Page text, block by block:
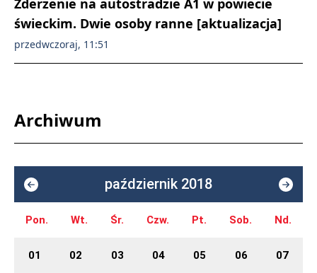
Zderzenie na autostradzie A1 w powiecie
świeckim. Dwie osoby ranne [aktualizacja]
przedwczoraj, 11:51
Archiwum
październik 2018
Pon. Wt. Śr. Czw. Pt. Sob. Nd.
01 02 03 04 05 06 07